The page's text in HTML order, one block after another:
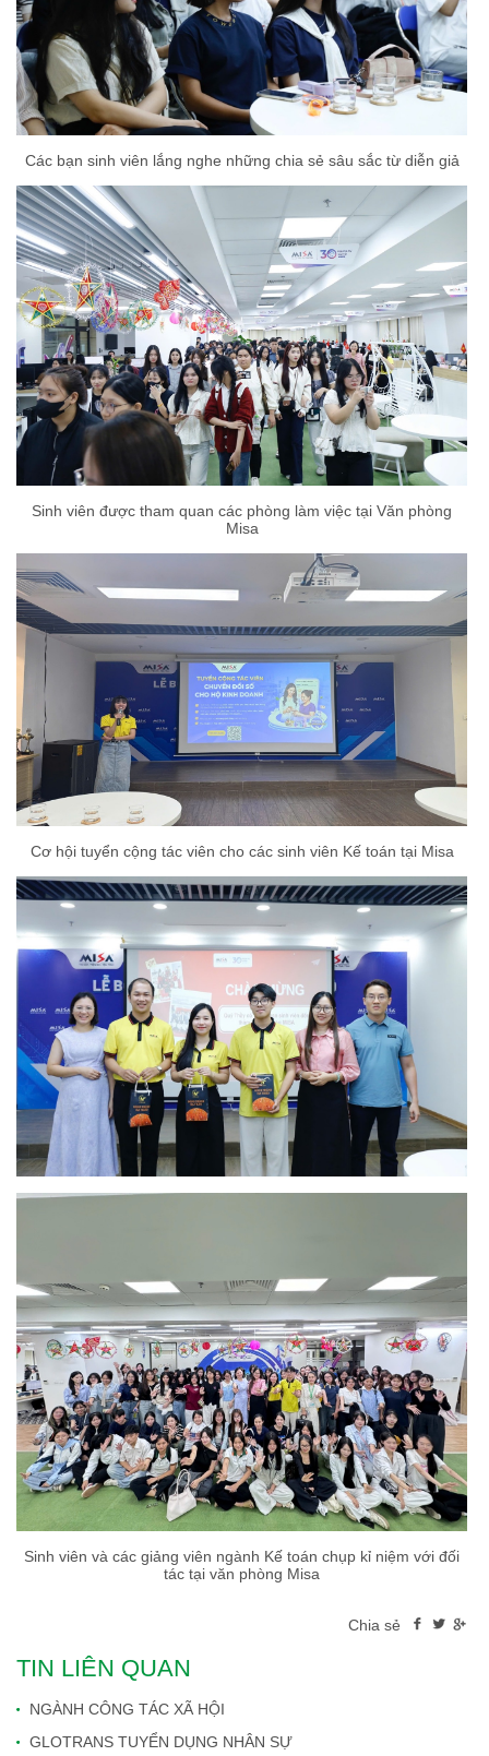
Các bạn sinh viên lắng nghe những chia sẻ sâu sắc từ diễn giả
Sinh viên được tham quan các phòng làm việc tại Văn phòng
Misa
Cơ hội tuyển cộng tác viên cho các sinh viên Kế toán tại Misa
Sinh viên và các giảng viên ngành Kế toán chụp kỉ niệm với đối
tác tại văn phòng Misa
Chia sẻ
TIN LIÊN QUAN
NGÀNH CÔNG TÁC XÃ HỘI
GLOTRANS TUYỂN DỤNG NHÂN SỰ